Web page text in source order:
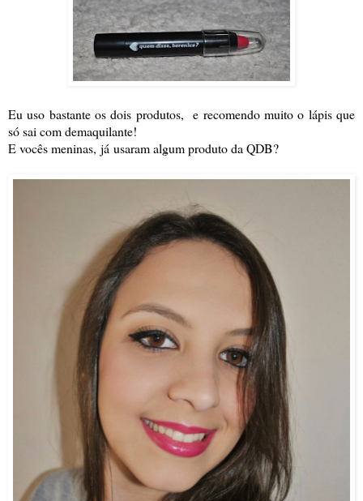
Eu uso bastante os dois produtos, e recomendo muito o lápis que
só sai com demaquilante!
E vocês meninas, já usaram algum produto da QDB?